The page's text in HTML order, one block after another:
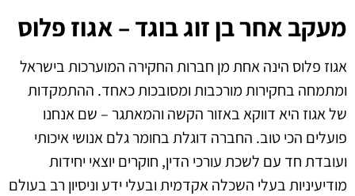
מעקב אחר בן זוג בוגד – אגוז פלוס
אגוז פלוס הינה אחת מן חברות החקירה המוערכות בישראל
ומתמחה בחקירות מורכבות ומסובכות כאחד. ההתמקדות
של אגוז היא דווקא באזור הקשה והמאתגר – שם אנחנו
פועלים הכי טוב. החברה דוגלת בחומר גלם אנושי איכותי
ועובדת חד עם לשכת עורכי הדין, חוקרים יוצאי יחידות
מודיעיניות בעלי השכלה אקדמית ובעלי ידע וניסיון רב בעולם